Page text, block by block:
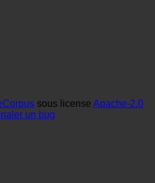
sous license Apache-2.0
un bug